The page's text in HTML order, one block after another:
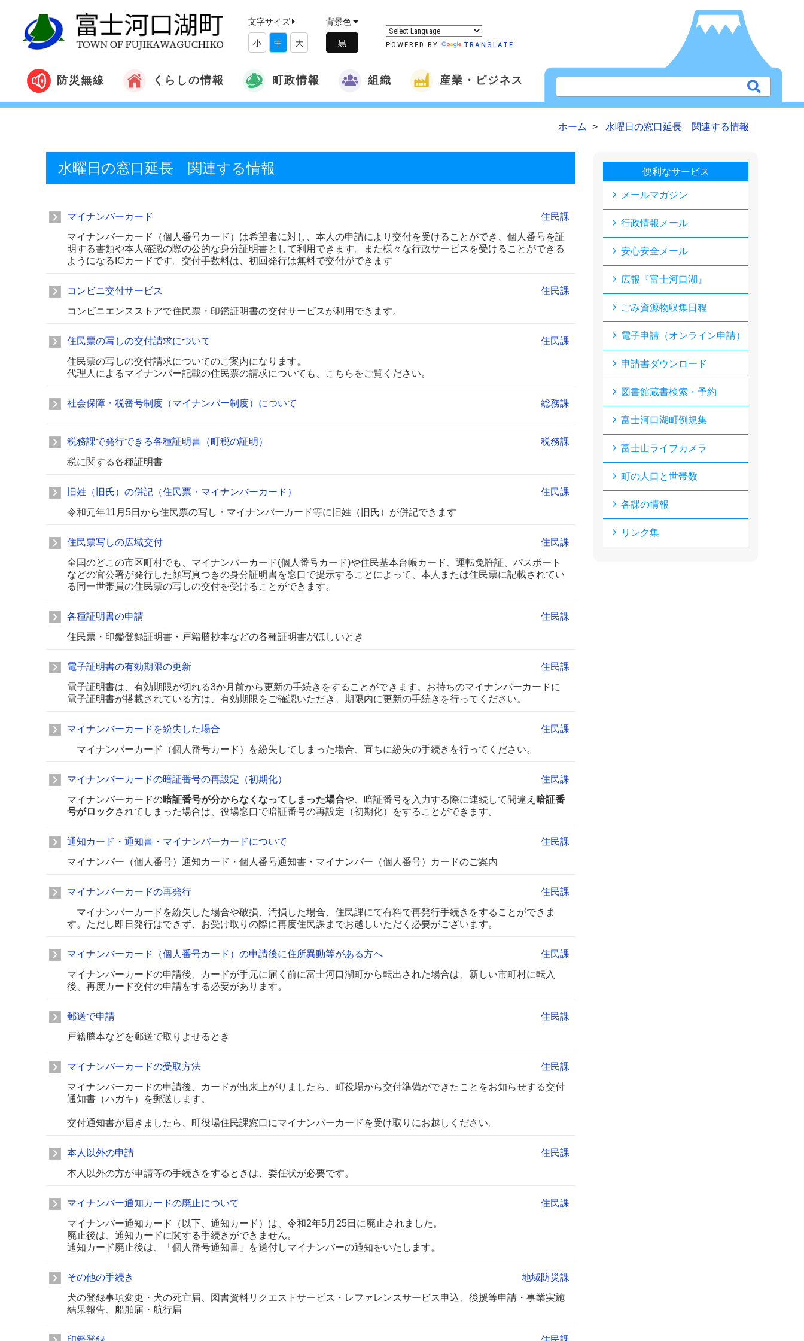
文字サイズ
小 中 大
背景色
POWERED BY TRANSLATE
防災無線 くらしの情報 町政情報 組織 産業・ビジネス
ホーム 水曜日の窓口延長 関連する情報
水曜日の窓口延長 関連する情報
マイナンバーカード
住民課
マイナンバーカード（個人番号カード）は希望者に対し、本人の申請により交付を受けることができ、個人番号を証
明する書類や本人確認の際の公的な身分証明書として利用できます。また様々な行政サービスを受けることができる
ようになるICカードです。交付手数料は、初回発行は無料で交付ができます
コンビニ交付サービス
住民課
コンビニエンスストアで住民票・印鑑証明書の交付サービスが利用できます。
住民票の写しの交付請求について
住民課
住民票の写しの交付請求についてのご案内になります。
代理人によるマイナンバー記載の住民票の請求についても、こちらをご覧ください。
社会保障・税番号制度（マイナンバー制度）について 総務課
税務課で発行できる各種証明書（町税の証明）
税務課
税に関する各種証明書
旧姓（旧氏）の併記（住民票・マイナンバーカード）
住民課
令和元年11月5日から住民票の写し・マイナンバーカード等に旧姓（旧氏）が併記できます
住民票写しの広域交付
住民課
全国のどこの市区町村でも、マイナンバーカード(個人番号カード)や住民基本台帳カード、運転免許証、パスポート
などの官公署が発行した顔写真つきの身分証明書を窓口で提示することによって、本人または住民票に記載されてい
る同一世帯員の住民票の写しの交付を受けることができます。
各種証明書の申請
住民課
住民票・印鑑登録証明書・戸籍謄抄本などの各種証明書がほしいとき
電子証明書の有効期限の更新
住民課
電子証明書は、有効期限が切れる3か月前から更新の手続きをすることができます。お持ちのマイナンバーカードに
電子証明書が搭載されている方は、有効期限をご確認いただき、期限内に更新の手続きを行ってください。
マイナンバーカードを紛失した場合
住民課
マイナンバーカード（個人番号カード）を紛失してしまった場合、直ちに紛失の手続きを行ってください。
マイナンバーカードの暗証番号の再設定（初期化）
住民課
マイナンバーカードの暗証番号が分からなくなってしまった場合や、暗証番号を入力する際に連続して間違え 暗証番
号がロック されてしまった場合は、役場窓口で暗証番号の再設定（初期化）をすることができます。
通知カード・通知書・マイナンバーカードについて
住民課
マイナンバー（個人番号）通知カード・個人番号通知書・マイナンバー（個人番号）カードのご案内
マイナンバーカードの再発行
住民課
マイナンバーカードを紛失した場合や破損、汚損した場合、住民課にて有料で再発行手続きをすることができま
す。ただし即日発行はできず、お受け取りの際に再度住民課までお越しいただく必要がございます。
マイナンバーカード（個人番号カード）の申請後に住所異動等がある方へ
住民課
マイナンバーカードの申請後、カードが手元に届く前に富士河口湖町から転出された場合は、新しい市町村に転入
後、再度カード交付の申請をする必要があります。
郵送で申請
住民課
戸籍謄本などを郵送で取りよせるとき
マイナンバーカードの受取方法
住民課
マイナンバーカードの申請後、カードが出来上がりましたら、町役場から交付準備ができたことをお知らせする交付
通知書（ハガキ）を郵送します。
交付通知書が届きましたら、町役場住民課窓口にマイナンバーカードを受け取りにお越しください。
本人以外の申請
住民課
本人以外の方が申請等の手続きをするときは、委任状が必要です。
マイナンバー通知カードの廃止について
住民課
マイナンバー通知カード（以下、通知カード）は、令和2年5月25日に廃止されました。
廃止後は、通知カードに関する手続きができません。
通知カード廃止後は、「個人番号通知書」を送付しマイナンバーの通知をいたします。
その他の手続き
地域防災課
犬の登録事項変更・犬の死亡届、図書資料リクエストサービス・レファレンスサービス申込、後援等申請・事業実施
結果報告、船舶届・航行届
便利なサービス
メールマガジン
行政情報メール
安心安全メール
広報『富士河口湖』
ごみ資源物収集日程
電子申請（オンライン申請）
申請書ダウンロード
図書館蔵書検索・予約
富士河口湖町例規集
富士山ライブカメラ
町の人口と世帯数
各課の情報
リンク集